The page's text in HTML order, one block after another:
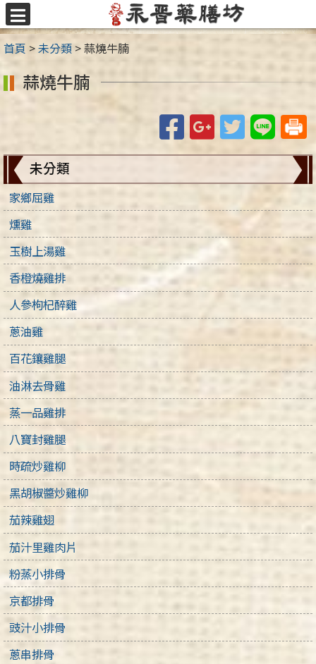
跳
至
主
要
內
容
首頁 >未分類 >蒜燒牛腩
未分類
家鄉屈雞
燻雞
玉樹上湯雞
香橙燒雞排
人參枸杞醉雞
蔥油雞
百花鑲雞腿
油淋去骨雞
蒸一品雞排
八寶封雞腿
時疏炒雞柳
黑胡椒醬炒雞柳
茄辣雞翅
茄汁里雞肉片
粉蒸小排骨
京都排骨
豉汁小排骨
蔥串排骨
蒜燒牛腩
FacebookGoogle+TwitterLine
選
單